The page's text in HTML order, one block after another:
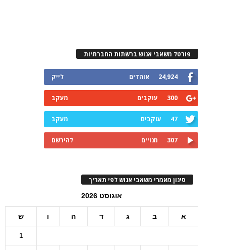
פורטל משאבי אנוש ברשתות החברתיות
24,924 אוהדים לייק
300 עוקבים מעקב
47 עוקבים מעקב
307 מנויים להירשם
סינון מאמרי משאבי אנוש לפי תאריך
אוגוסט 2026
א ב ג ד ה ו ש
1